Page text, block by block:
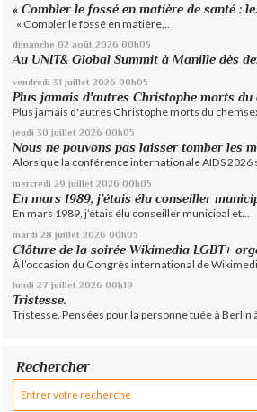
« Combler le fossé en matière de santé :
« Combler le fossé en matière...
dimanche 02 août 2026 00h05
Au UNIT& Global Summit à Manille dès
vendredi 31 juillet 2026 00h05
Plus jamais d'autres Christophe morts du
Plus jamais d'autres Christophe morts du chemsex
jeudi 30 juillet 2026 00h05
Nous ne pouvons pas laisser tomber les
Alors que la conférence internationale AIDS 2026
mercredi 29 juillet 2026 00h05
En mars 1989, j’étais élu conseiller
En mars 1989, j’étais élu conseiller municipal et...
mardi 28 juillet 2026 00h05
Clôture de la soirée Wikimedia LGBT+
À l’occasion du Congrès international de
lundi 27 juillet 2026 00h19
Tristesse.
Tristesse. Pensées pour la personne tuée à Berlin
Rechercher